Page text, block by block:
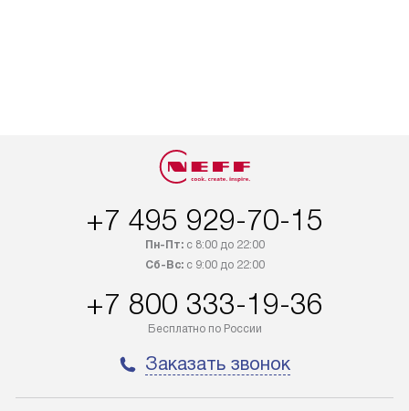
+7 495 929-70-15
Пн-Пт:с 8:00 до 22:00
Сб-Вс:с 9:00 до 22:00
+7 800 333-19-36
Бесплатно по России
Заказать звонок